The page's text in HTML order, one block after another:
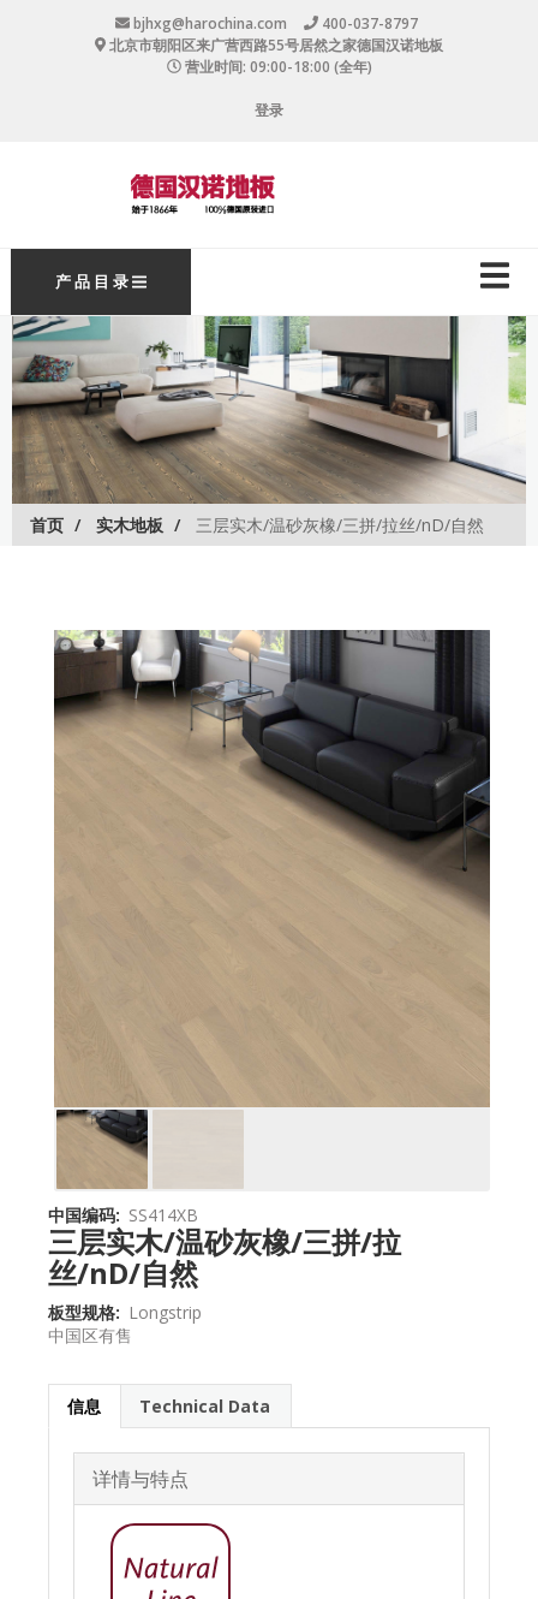
bjhxg@harochina.com
400-037-8797
北京市朝阳区来广营西路55号居然之家德国汉诺地板
营业时间: 09:00-18:00 (全年)
登录
产 品 目 录
主
导
首页 实木地板 三层实木/温砂灰橡/三拼/拉丝/nD/自然
中国编码 SS414XB
三层实木/温砂灰橡/三拼/拉
丝/nD/自然
板型规格
Longstrip
中国区有售
信息 Technical Data
详情与特点